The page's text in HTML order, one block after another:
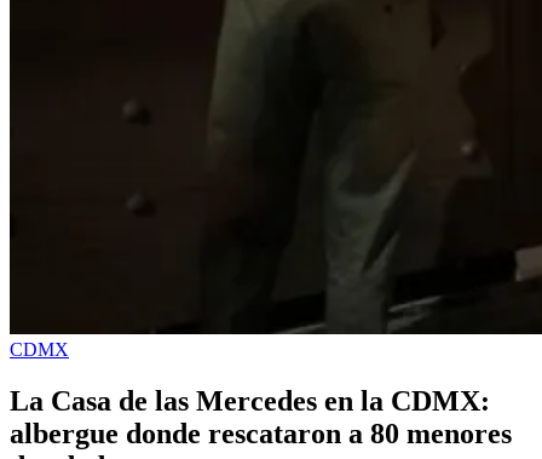
CDMX
La Casa de las Mercedes en la CDMX:
albergue donde rescataron a 80 menores